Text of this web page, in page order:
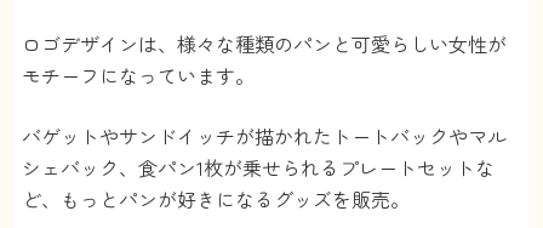
ロゴデザインは、様々な種類のパンと可愛らしい女性が
モチーフになっています。
バゲットやサンドイッチが描かれたトートバックやマル
シェバック、食パン1枚が乗せられるプレートセットな
ど、もっとパンが好きになるグッズを販売。